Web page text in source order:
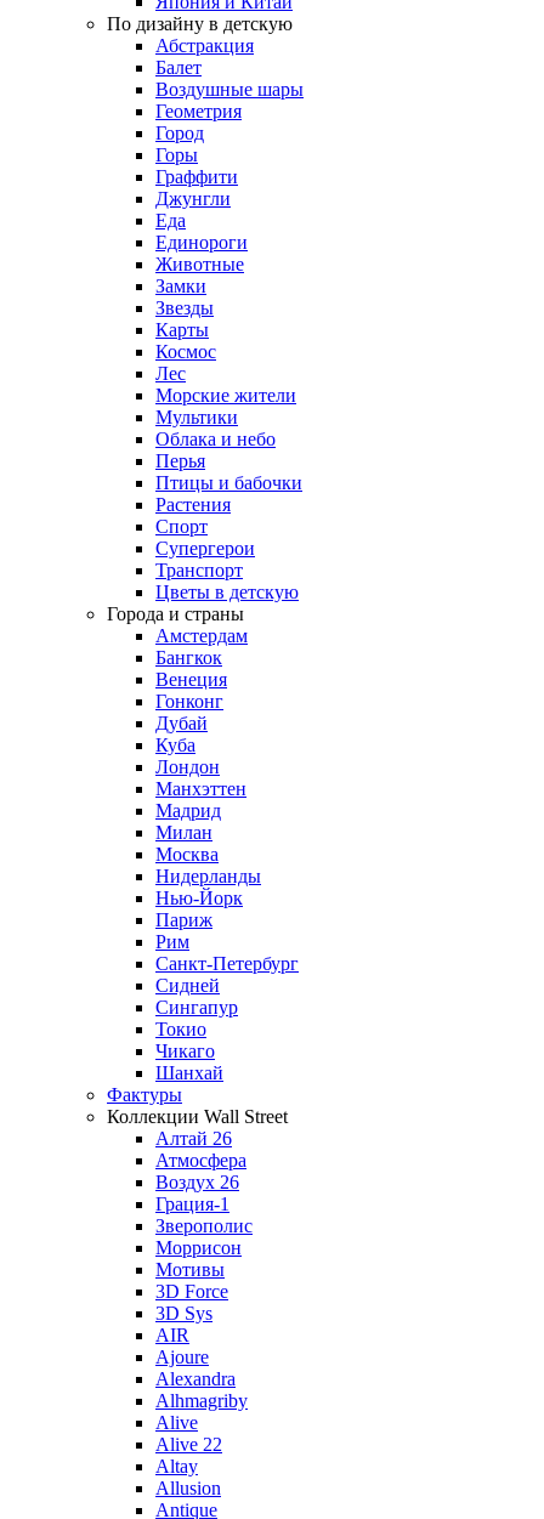
По дизайну в детскую
Абстракция
Балет
Воздушные шары
Геометрия
Город
Горы
Граффити
Джунгли
Еда
Единороги
Животные
Замки
Звезды
Карты
Космос
Лес
Морские жители
Мультики
Облака и небо
Перья
Птицы и бабочки
Растения
Спорт
Супергерои
Транспорт
Цветы в детскую
Города и страны
Амстердам
Бангкок
Венеция
Гонконг
Дубай
Куба
Лондон
Манхэттен
Мадрид
Милан
Москва
Нидерланды
Нью-Йорк
Париж
Рим
Санкт-Петербург
Сидней
Сингапур
Токио
Чикаго
Шанхай
Фактуры
Коллекции Wall Street
Алтай 26
Атмосфера
Воздух 26
Грация-1
Зверополис
Моррисон
Мотивы
3D Force
3D Sys
AIR
Ajoure
Alexandra
Alhmagriby
Alive
Alive 22
Altay
Allusion
Antique